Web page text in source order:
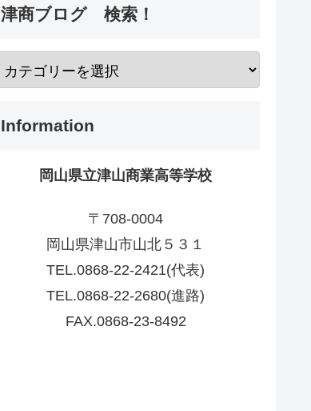
津商ブログ 検索！
Information
岡山県立津山商業高等学校
〒708-0004
岡山県津山市山北５３１
TEL.0868-22-2421(代表)
TEL.0868-22-2680(進路)
FAX.0868-23-8492